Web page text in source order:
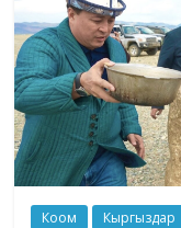
жана
адабияты
Коом Кыргыздар